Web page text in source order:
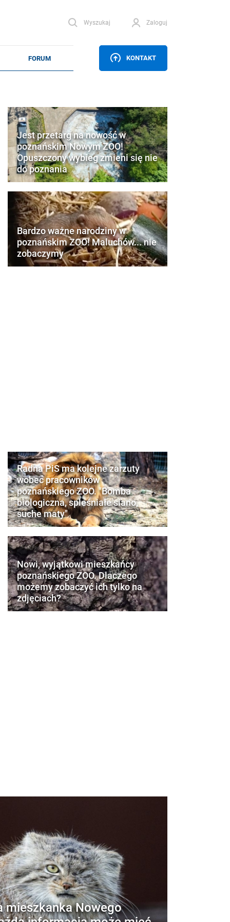
Wyszukaj Zaloguj
KONTAKT
Jest przetarg na nowość w
poznańskim Nowym ZOO!
Opuszczony wybieg zmieni się nie
do poznania
Bardzo ważne narodziny w
poznańskim ZOO! Maluchów... nie
zobaczymy
Radna PiS ma kolejne zarzuty
wobec pracowników
poznańskiego ZOO. "Bomba
biologiczna, spleśniałe siano,
suche maty"
Nowi, wyjątkowi mieszkańcy
poznańskiego ZOO. Dlaczego
możemy zobaczyć ich tylko na
zdjęciach?
mieszkanka Nowego